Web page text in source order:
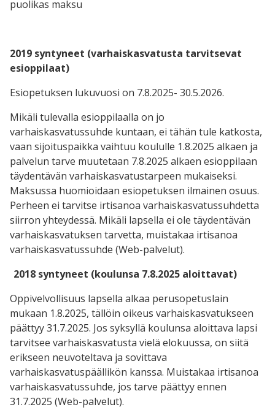
puolikas maksu
2019 syntyneet (varhaiskasvatusta tarvitsevat
esioppilaat)
Esiopetuksen lukuvuosi on 7.8.2025- 30.5.2026.
Mikäli tulevalla esioppilaalla on jo
varhaiskasvatussuhde kuntaan, ei tähän tule katkosta,
vaan sijoituspaikka vaihtuu koululle 1.8.2025 alkaen ja
palvelun tarve muutetaan 7.8.2025 alkaen esioppilaan
täydentävän varhaiskasvatustarpeen mukaiseksi.
Maksussa huomioidaan esiopetuksen ilmainen osuus.
Perheen ei tarvitse irtisanoa varhaiskasvatussuhdetta
siirron yhteydessä. Mikäli lapsella ei ole täydentävän
varhaiskasvatuksen tarvetta, muistakaa irtisanoa
varhaiskasvatussuhde (Web-palvelut).
2018 syntyneet (koulunsa 7.8.2025 aloittavat)
Oppivelvollisuus lapsella alkaa perusopetuslain
mukaan 1.8.2025, tällöin oikeus varhaiskasvatukseen
päättyy 31.7.2025. Jos syksyllä koulunsa aloittava lapsi
tarvitsee varhaiskasvatusta vielä elokuussa, on siitä
erikseen neuvoteltava ja sovittava
varhaiskasvatuspäällikön kanssa. Muistakaa irtisanoa
varhaiskasvatussuhde, jos tarve päättyy ennen
31.7.2025 (Web-palvelut).